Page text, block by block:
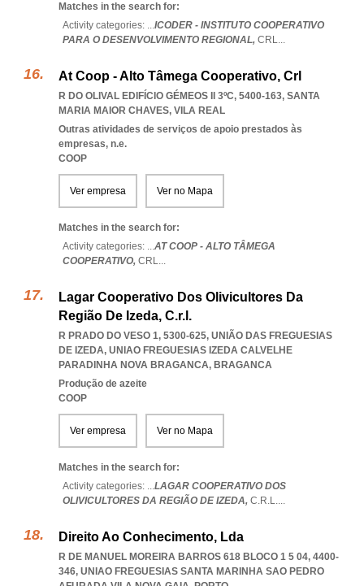
Matches in the search for:
Activity categories: ...ICODER - INSTITUTO COOPERATIVO
PARA O DESENVOLVIMENTO REGIONAL, CRL...
At Coop - Alto Tâmega Cooperativo, Crl
R DO OLIVAL EDIFÍCIO GÉMEOS II 3ºC, 5400-163, SANTA
MARIA MAIOR CHAVES, VILA REAL
Outras atividades de serviços de apoio prestados às
empresas, n.e.
COOP
Ver empresa Ver no Mapa
Matches in the search for:
Activity categories: ...AT COOP - ALTO TÂMEGA
COOPERATIVO, CRL...
Lagar Cooperativo Dos Olivicultores Da
Região De Izeda, C.r.l.
R PRADO DO VESO 1, 5300-625, UNIÃO DAS FREGUESIAS
DE IZEDA, UNIAO FREGUESIAS IZEDA CALVELHE
PARADINHA NOVA BRAGANCA, BRAGANCA
Produção de azeite
COOP
Ver empresa Ver no Mapa
Matches in the search for:
Activity categories: ...LAGAR COOPERATIVO DOS
OLIVICULTORES DA REGIÃO DE IZEDA, C.R.L....
Direito Ao Conhecimento, Lda
R DE MANUEL MOREIRA BARROS 618 BLOCO 1 5 04, 4400-
346, UNIAO FREGUESIAS SANTA MARINHA SAO PEDRO